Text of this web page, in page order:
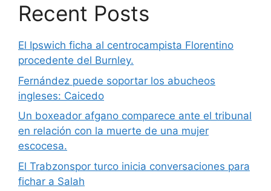
Recent Posts
El Ipswich ficha al centrocampista Florentino
procedente del Burnley.
Fernández puede soportar los abucheos
ingleses: Caicedo
Un boxeador afgano comparece ante el tribunal
en relación con la muerte de una mujer
escocesa.
El Trabzonspor turco inicia conversaciones para
fichar a Salah